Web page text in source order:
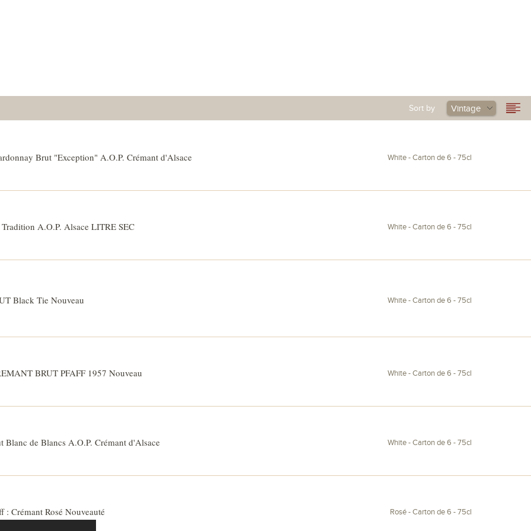
Sort by Vintage
Brut "Exception" A.O.P. Crémant d'Alsace White - Carton de 6 - 75cl
A.O.P. Alsace LITRE SEC White - Carton de 6 - 75cl
Black Tie Nouveau White - Carton de 6 - 75cl
BRUT PFAFF 1957 Nouveau White - Carton de 6 - 75cl
Blanc de Blancs A.O.P. Crémant d'Alsace White - Carton de 6 - 75cl
: Crémant Rosé Nouveauté Rosé - Carton de 6 - 75cl